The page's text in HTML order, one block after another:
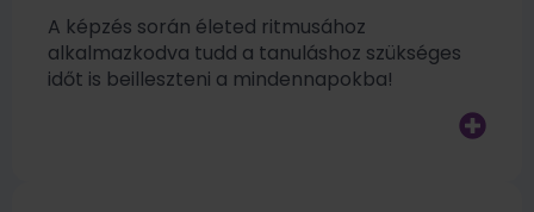
A képzés során életed ritmusához
alkalmazkodva tudd a tanuláshoz szükséges
időt is beilleszteni a mindennapokba!